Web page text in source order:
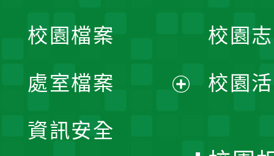
單
校園檔案
處室檔案
資訊安全
校園
校園